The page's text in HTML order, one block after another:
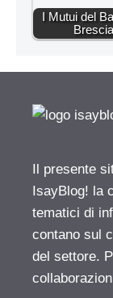
I Mutui del
Brescia
Il presente
IsayBlog! la
tematici di
contano sul
del settore.